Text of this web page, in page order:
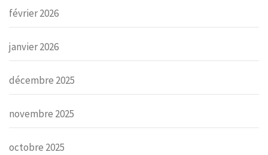
février 2026
janvier 2026
décembre 2025
novembre 2025
octobre 2025